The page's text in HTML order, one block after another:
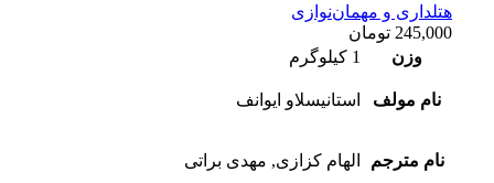
هتلداری و مهمان‌نوازی
245,000 تومان
وزن
1 کیلوگرم
نام مولف استانیسلاو ایوانف
نام مترجم الهام کزازی, مهدی براتی